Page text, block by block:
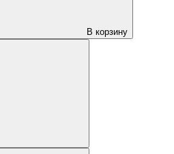
В корзину